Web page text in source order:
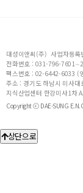
대성이앤씨(주) 사업자등
전화번호 : 031-796-
팩스번호 : 02-6442-6033 (
주소 : 경기도 하남시 미사
지식산업센터 한강미사1차
Copyright ⓒ DAE-SUNG
상단으로